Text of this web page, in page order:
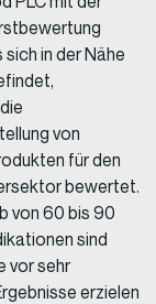
in der Nähe
von
für den
bewertet.
von 60 bis 90
sind
vor sehr
erzielen